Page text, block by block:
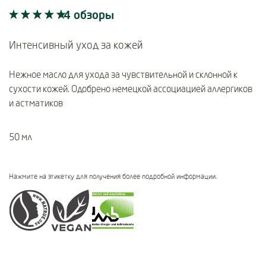
Current rating: 5 out of 5 stars rated by 4 customers
4 обзоры
4 обзоры
Интенсивный уход за кожей
Нежное масло для ухода за чувствительной и склонной к
сухости кожей. Одобрено немецкой ассоциацией аллергиков
и астматиков
50 мл
Certifications
Нажмите на этикетку для получения более подробной информации.